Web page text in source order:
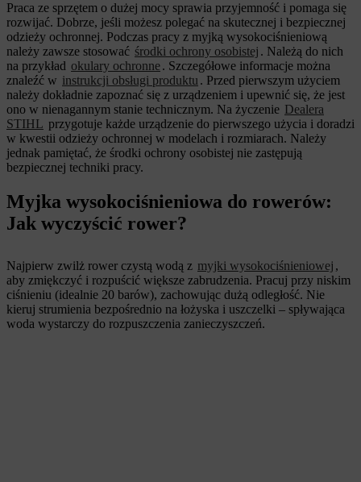
Praca ze sprzętem o dużej mocy sprawia przyjemność i pomaga się
rozwijać. Dobrze, jeśli możesz polegać na skutecznej i bezpiecznej
odzieży ochronnej. Podczas pracy z myjką wysokociśnieniową
należy zawsze stosować środki ochrony osobistej . Należą do nich
na przykład okulary ochronne. Szczegółowe informacje można
znaleźć w instrukcji obsługi produktu . Przed pierwszym użyciem
należy dokładnie zapoznać się z urządzeniem i upewnić się, że jest
ono w nienagannym stanie technicznym. Na życzenie Dealera
STIHL przygotuje każde urządzenie do pierwszego użycia i doradzi
w kwestii odzieży ochronnej w modelach i rozmiarach. Należy
jednak pamiętać, że środki ochrony osobistej nie zastępują
bezpiecznej techniki pracy.
Myjka wysokociśnieniowa do rowerów:
Jak wyczyścić rower?
Najpierw zwilż rower czystą wodą z myjki wysokociśnieniowej ,
aby zmiękczyć i rozpuścić większe zabrudzenia. Pracuj przy niskim
ciśnieniu (idealnie 20 barów), zachowując dużą odległość. Nie
kieruj strumienia bezpośrednio na łożyska i uszczelki – spływająca
woda wystarczy do rozpuszczenia zanieczyszczeń.